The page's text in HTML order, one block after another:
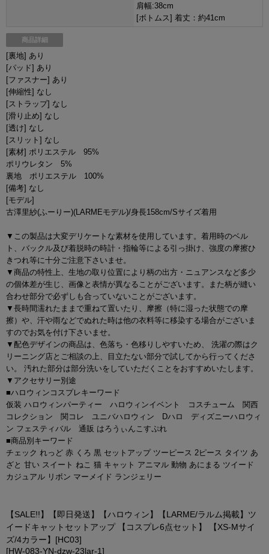
肩幅:38cm
[ボトムス] 着丈：約41cm
商品詳細
[裏地] あり
[パッド] あり
[ファスナー] あり
[伸縮性] なし
[ストラップ] なし
[滑り止め] なし
[透け] なし
[スリット] なし
[素材] ポリエステル 95%
ポリウレタン 5%
裏地 ポリエステル 100%
[備考] なし
[モデル]
古澤里紗(ふーりー)(LARMEモデル)/身長158cm/Sサイズ着用
▼この製品は大変デリケートな素材を使用しています。着用時のベル
ト、バックル及び着脱時の時計・指輪等による引っ掛け、強度の摩擦ひ
きつれ等に十分ご注意下さいませ。
▼商品の特性上、生地の取り位置により柄の出方・ニュアンスなど多少
の個体差が生じ、画像と表情が異なることがございます。また柄が縫い
合わせ部分で必ずしも合っていないことがございます。
▼長時間濡れたままで重ねて置いたり、摩擦（特に湿った状態での摩
擦）や、汗や雨などでぬれた時は他の衣料等に移染する場合がございま
すのでお気を付け下さいませ。
▼配色デザインの商品は、色落ち・色移りしやすいため、 洗濯の際はク
リーニング店とご相談の上、目立たない部分で試してから行ってくださ
い。 汚れた部分は部分洗いをしていただくことをおすすめいたします。
▼アクセサリー別途
■ハロウィンコスプレキーワード
仮装 ハロウィンパーティー ハロウィンイベント コスチューム 関西
コレクション 関コレ ユニバハロウィン Dハロ ディズニーハロウィ
ン フェスティバル 通販 はろうぃんこすぷれ
■商品別キーワード
チェック れっど 赤 くろ 黒 セットアップ ツーピース 2ピース タイツ あ
ざと 甘い スイート ねこ 猫 キャット アニマル 動物 あにまる ツイード
カジュアル リボン マーメイド ランジェリー